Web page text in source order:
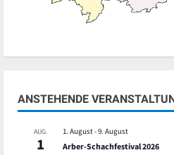
ANSTEHENDE
AUG.
1
1. August-9. August
Arber-Schachfestival 2026